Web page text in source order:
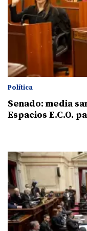
Política
Senado: media
Espacios E.C.O.